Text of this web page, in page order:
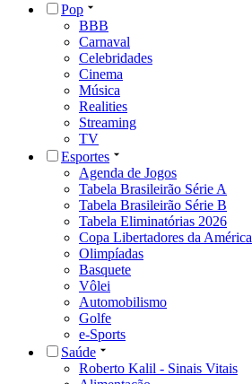
Pop
BBB
Carnaval
Celebridades
Cinema
Música
Realities
Streaming
TV
Esportes
Agenda de Jogos
Tabela Brasileirão Série A
Tabela Brasileirão Série B
Tabela Eliminatórias 2026
Copa Libertadores da América
Olimpíadas
Basquete
Vôlei
Automobilismo
Golfe
e-Sports
Saúde
Roberto Kalil - Sinais Vitais